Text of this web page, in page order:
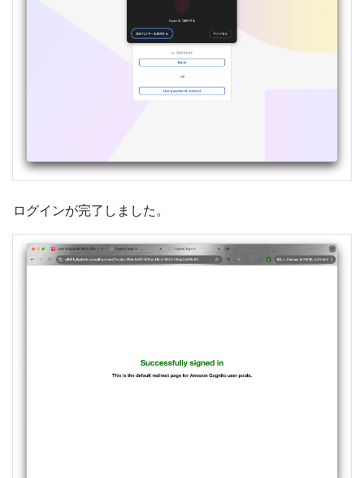
ログインが完了しました。